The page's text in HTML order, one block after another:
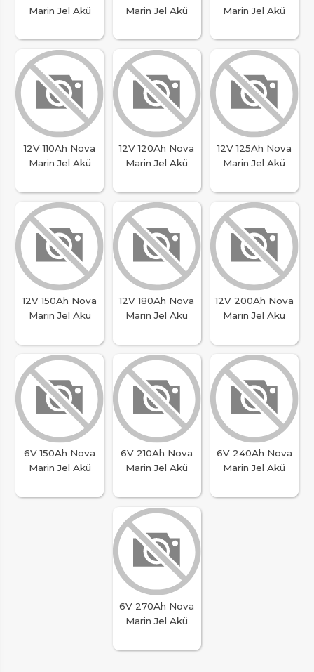
Marin Jel Akü
Marin Jel Akü
Marin Jel Akü
12V 110Ah Nova
Marin Jel Akü
12V 120Ah Nova
Marin Jel Akü
12V 125Ah Nova
Marin Jel Akü
12V 150Ah Nova
Marin Jel Akü
12V 180Ah Nova
Marin Jel Akü
12V 200Ah Nova
Marin Jel Akü
6V 150Ah Nova
Marin Jel Akü
6V 210Ah Nova
Marin Jel Akü
6V 240Ah Nova
Marin Jel Akü
6V 270Ah Nova
Marin Jel Akü